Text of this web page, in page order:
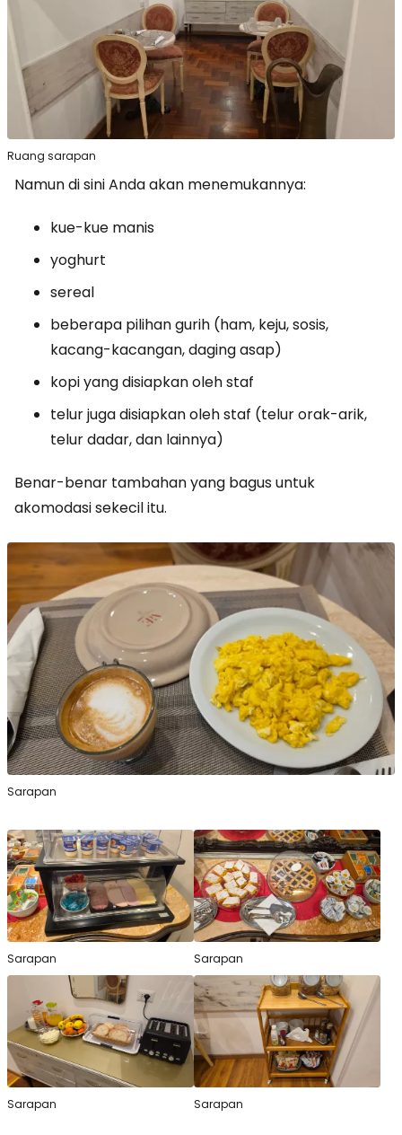
Ruang sarapan
Namun di sini Anda akan menemukannya:
kue-kue manis
yoghurt
sereal
beberapa pilihan gurih (ham, keju, sosis,
kacang-kacangan, daging asap)
kopi yang disiapkan oleh staf
telur juga disiapkan oleh staf (telur orak-arik,
telur dadar, dan lainnya)
Benar-benar tambahan yang bagus untuk
akomodasi sekecil itu.
Sarapan
Sarapan Sarapan
Sarapan Sarapan